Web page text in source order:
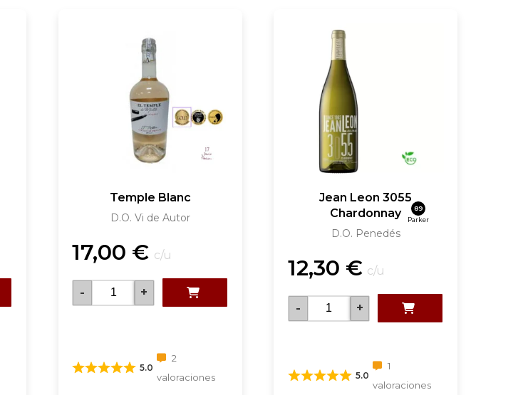
Temple Blanc
D.O. Vi de Autor
17,00 € c/u
- +
5.0
2
valoraciones
Jean Leon 3055
Chardonnay
D.O. Penedés
89
Parker
12,30 € c/u
- +
5.0
1
valoraciones